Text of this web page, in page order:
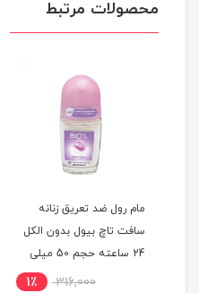
محصولات مرتبط
مام رول ضد تعریق زنانه
سافت تاچ بیول بدون الکل
24 ساعته حجم 50 میلی
316,000 1٪